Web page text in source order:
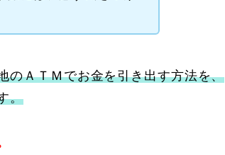
のＡＴＭでお金を引き出す方法を、
。